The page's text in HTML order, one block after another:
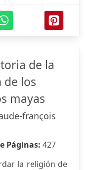
de la
de los
mayas
françois
Páginas: 427
la religión de